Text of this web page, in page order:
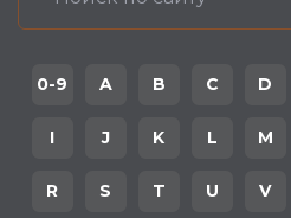
0-9 A B C D
I J K L M
R S T U V